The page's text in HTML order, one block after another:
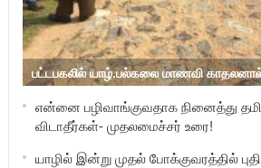
பட்டபகலில் யாழ்.பல்கலை மாணவி
என்னை பழிவாங்குவதாக நினைத்து
விடாதீர்கள்- முதலமைச்சர் உரை!
யாழில் இன்று முதல் போக்குவரத்தில்